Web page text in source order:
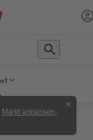
Markt anpassen
✕